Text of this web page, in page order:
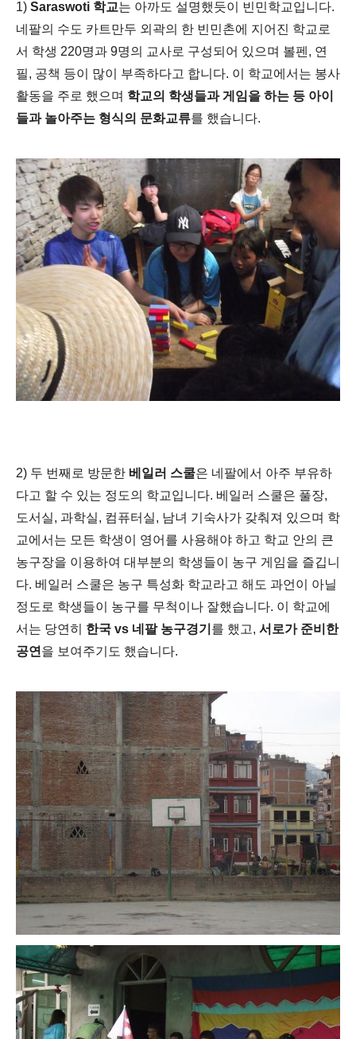
1) Saraswoti 학교는 아까도 설명했듯이 빈민학교입니다.
네팔의 수도 카트만두 외곽의 한 빈민촌에 지어진 학교로
서 학생 220명과 9명의 교사로 구성되어 있으며 볼펜, 연
필, 공책 등이 많이 부족하다고 합니다. 이 학교에서는 봉사
활동을 주로 했으며 학교의 학생들과 게임을 하는 등 아이
들과 놀아주는 형식의 문화교류를 했습니다.
2) 두 번째로 방문한 베일러 스쿨은 네팔에서 아주 부유하
다고 할 수 있는 정도의 학교입니다. 베일러 스쿨은 풀장,
도서실, 과학실, 컴퓨터실, 남녀 기숙사가 갖춰져 있으며 학
교에서는 모든 학생이 영어를 사용해야 하고 학교 안의 큰
농구장을 이용하여 대부분의 학생들이 농구 게임을 즐깁니
다. 베일러 스쿨은 농구 특성화 학교라고 해도 과언이 아닐
정도로 학생들이 농구를 무척이나 잘했습니다. 이 학교에
서는 당연히 한국 vs 네팔 농구경기 를 했고, 서로가 준비한
공연 을 보여주기도 했습니다.